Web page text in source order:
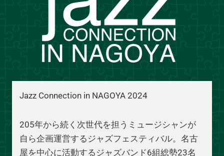
Jazz Connection in NAGOYA 2024
205年から続く次世代を担うミュージシャンが
自ら企画運営するジャズフェスティバル。名古
屋を中心に活動するジャズバンド6組総勢23名